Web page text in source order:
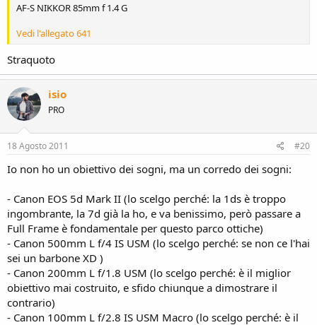
AF-S NIKKOR 85mm f 1.4 G
Vedi l'allegato 641
Straquoto
isio
PRO
18 Agosto 2011 #20
Io non ho un obiettivo dei sogni, ma un corredo dei sogni:
- Canon EOS 5d Mark II (lo scelgo perché: la 1ds è troppo
ingombrante, la 7d già la ho, e va benissimo, però passare a
Full Frame è fondamentale per questo parco ottiche)
- Canon 500mm L f/4 IS USM (lo scelgo perché: se non ce l'hai
sei un barbone XD )
- Canon 200mm L f/1.8 USM (lo scelgo perché: è il miglior
obiettivo mai costruito, e sfido chiunque a dimostrare il
contrario)
- Canon 100mm L f/2.8 IS USM Macro (lo scelgo perché: è il